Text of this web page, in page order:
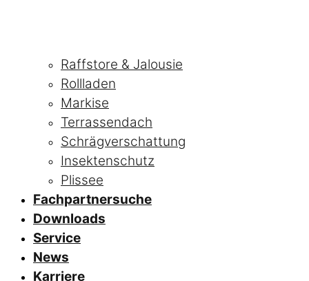
Raffstore & Jalousie
Rollladen
Markise
Terrassendach
Schrägverschattung
Insektenschutz
Plissee
Fachpartnersuche
Downloads
Service
News
Karriere